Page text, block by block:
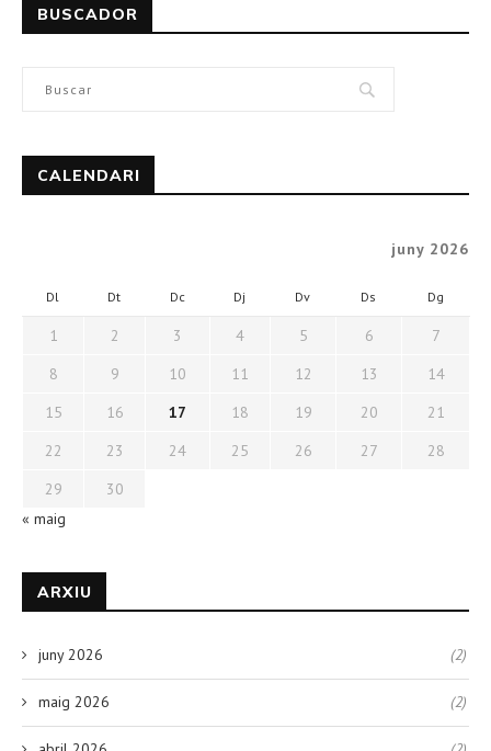
BUSCADOR
CALENDARI
juny 2026
Dl Dt Dc Dj Dv Ds Dg
1 2 3 4 5 6
7
8
9 10 11 12 13
14
15
16 17 18 19 20
21
22
23 24 25 26 27
28
29
30
« maig
ARXIU
juny 2026 (2)
maig 2026 (2)